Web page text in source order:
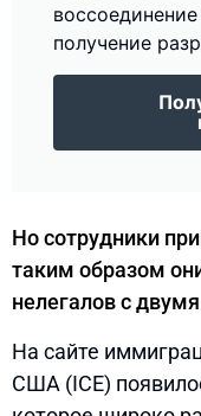
получение
Но сотрудники
таким образом
нелегалов с
На сайте
США (ICE)